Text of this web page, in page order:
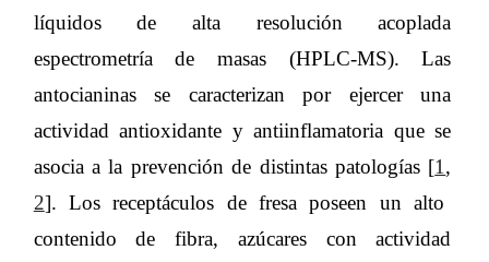
líquidos de alta resolución acoplada
espectrometría de masas (HPLC-MS). Las
antocianinas se caracterizan por ejercer una
actividad antioxidante y antiinflamatoria que se
asocia a la prevención de distintas patologías [1,
2]. Los receptáculos de fresa poseen un alto
contenido de fibra, azúcares con actividad